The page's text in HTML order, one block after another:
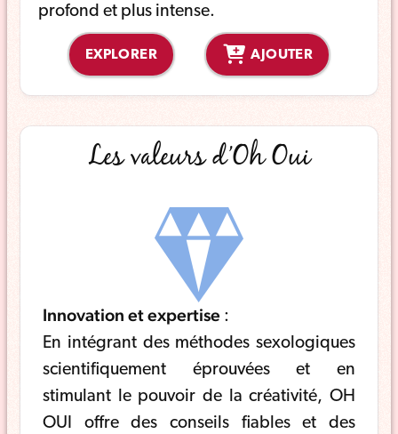
profond et plus intense.
EXPLORER AJOUTER
Les valeurs d’Oh Oui
Innovation et expertise :
En intégrant des méthodes sexologiques
scientifiquement éprouvées et en
stimulant le pouvoir de la créativité, OH
OUI offre des conseils fiables et des